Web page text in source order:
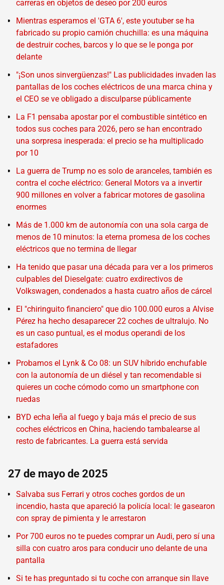
carreras en objetos de deseo por 200 euros
Mientras esperamos el 'GTA 6', este youtuber se ha
fabricado su propio camión chuchilla: es una máquina
de destruir coches, barcos y lo que se le ponga por
delante
"¡Son unos sinvergüenzas!" Las publicidades invaden las
pantallas de los coches eléctricos de una marca china y
el CEO se ve obligado a disculparse públicamente
La F1 pensaba apostar por el combustible sintético en
todos sus coches para 2026, pero se han encontrado
una sorpresa inesperada: el precio se ha multiplicado
por 10
La guerra de Trump no es solo de aranceles, también es
contra el coche eléctrico: General Motors va a invertir
900 millones en volver a fabricar motores de gasolina
enormes
Más de 1.000 km de autonomía con una sola carga de
menos de 10 minutos: la eterna promesa de los coches
eléctricos que no termina de llegar
Ha tenido que pasar una década para ver a los primeros
culpables del Dieselgate: cuatro exdirectivos de
Volkswagen, condenados a hasta cuatro años de cárcel
El "chiringuito financiero" que dio 100.000 euros a Alvise
Pérez ha hecho desaparecer 22 coches de ultralujo. No
es un caso puntual, es el modus operandi de los
estafadores
Probamos el Lynk & Co 08: un SUV híbrido enchufable
con la autonomía de un diésel y tan recomendable si
quieres un coche cómodo como un smartphone con
ruedas
BYD echa leña al fuego y baja más el precio de sus
coches eléctricos en China, haciendo tambalearse al
resto de fabricantes. La guerra está servida
27 de mayo de 2025
Salvaba sus Ferrari y otros coches gordos de un
incendio, hasta que apareció la policía local: le gasearon
con spray de pimienta y le arrestaron
Por 700 euros no te puedes comprar un Audi, pero sí una
silla con cuatro aros para conducir uno delante de una
pantalla
Si te has preguntado si tu coche con arranque sin llave